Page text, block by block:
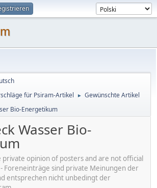
für Psiram-Artikel ► Gewünschte Artikel
Bio-Energetikum
Wasser Bio-
private opinion of posters and are not official
Foreneinträge sind private Meinungen der
entsprechen nicht unbedingt der